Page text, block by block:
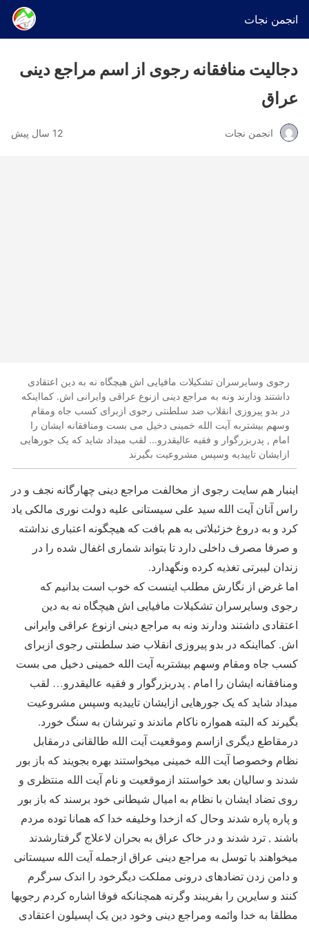
انجمن نجات
دجالیت منافقانه رجوی از اسم مراجع دینی
عراق
انجمن نجات 12 سال پیش
رجوی وسایرسران تشکیلات مافیایی اش هیچگاه نه به دین اعتقادی
داشتند ودارند ونه به مراجع دینی ازنوع عراقی وایرانی اش. کمااینکه
در بدو پیروزی انقلاب ضد سلطنتی رجوی ازبرای کسب جاه ومقام
وسهم بیشتربه آیت الله خمینی دخیل می بست ومنافقانه ایشان را
امام , پدربزرگوار و فقیه عالیقدرو... لقب میداد شاید که یک جورهایی
ازایشان تاییدیه وسپس مشروعیت بگیرند
اینبار هم سایت رجوی از مخالفت مراجع دینی چهارگانه نجف و در
راس آنان آیت الله سید علی سیستانی علیه دولت نوری مالکی یاد
کرد و به دروغ خزئبلاتی به هم بافت که هیچگونه اعتباری نداشته
و صرفا مصرف داخلی دارد تا بتواند شماری اغفال شده را در
زندان لیبرتی تغذیه کرده ونگهدارد.
اما غرض از نگارش مطلب اینست که خوب است بدانیم که
رجوی وسایرسران تشکیلات مافیایی اش هیچگاه نه به دین
اعتقادی داشتند ودارند ونه به مراجع دینی ازنوع عراقی وایرانی
اش. کمااینکه در بدو پیروزی انقلاب ضد سلطنتی رجوی ازبرای
کسب جاه ومقام وسهم بیشتربه آیت الله خمینی دخیل می بست
ومنافقانه ایشان را امام , پدربزرگوار و فقیه عالیقدرو… لقب
میداد شاید که یک جورهایی ازایشان تاییدیه وسپس مشروعیت
بگیرند که البته همواره ناکام ماندند و تیرشان به سنگ خورد.
درمقاطع دیگری ازاسم وموقعیت آیت الله طالقانی درمقابل
نظام وخصوصا آیت الله خمینی میخواستند بهره بجویند که باز بور
شدند و سالیان بعد خواستند ازموقعیت و نام آیت الله منتظری و
روی تضاد ایشان با نظام به امیال شیطانی خود برسند که باز بور
و پاره پاره شدند وحال که ازخدا وخلیفه خدا که همانا توده مردم
باشند , ترد شدند و در خاک عراق به بحران لاعلاج گرفتارشدند
میخواهند با توسل به مراجع دینی عراق ازجمله آیت الله سیستانی
و دامن زدن تضادهای درونی مملکت دیگرخود را اندک سرگرم
کنند و سایرین را بفریبند وگرنه همچنانکه فوقا اشاره کردم رجویها
مطلقا به خدا وائمه ومراجع دینی وخود دین یک اپسیلون اعتقادی